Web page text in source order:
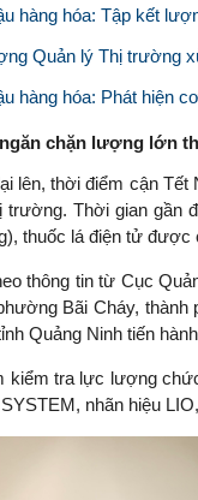
hàng hóa: Tập kết
Quản lý Thị trường
hàng hóa: Phát hiện
chặn lượng lớn
lên, thời điểm cận Tết
trường. Thời gian gần
thuốc lá điện tử
thông tin từ Cục
Bãi Cháy,
Quảng Ninh tiến
kiểm tra lực lượng
nhãn hiệu